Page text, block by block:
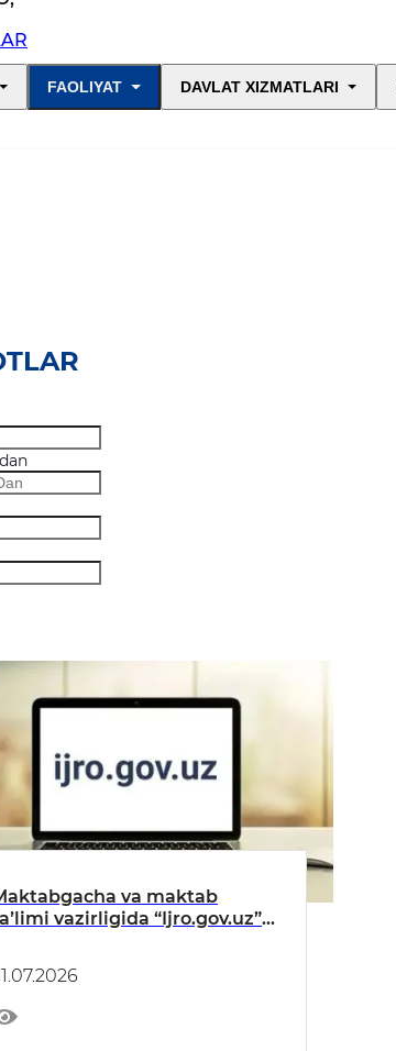
FAOLIYAT DAVLAT XIZMATLARI
va maktab
vazirligida “Ijro.gov.uz”
(IYUL)